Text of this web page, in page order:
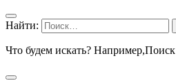
Найти:
Что будем искать? Например,Поиск